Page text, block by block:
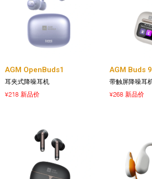
AGM OpenBuds1
耳夹式降噪耳机
¥218 新品价
AGM Buds 9
带触屏降噪耳
¥268 新品价